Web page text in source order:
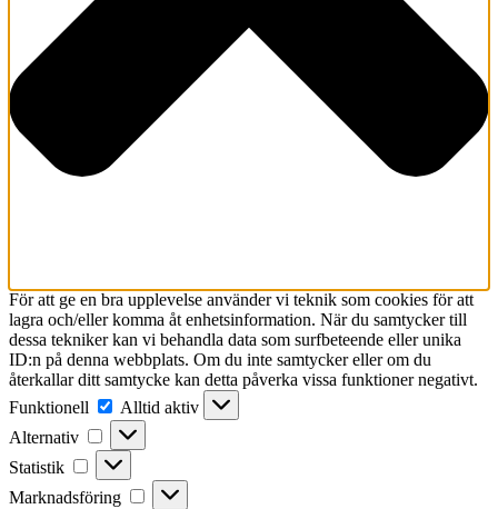
För att ge en bra upplevelse använder vi teknik som cookies för att
lagra och/eller komma åt enhetsinformation. När du samtycker till
dessa tekniker kan vi behandla data som surfbeteende eller unika
ID:n på denna webbplats. Om du inte samtycker eller om du
återkallar ditt samtycke kan detta påverka vissa funktioner negativt.
Funktionell
Funktionell
Alltid aktiv
Alternativ
Alternativ
Statistik Statistik
Marknadsföring Marknadsföring